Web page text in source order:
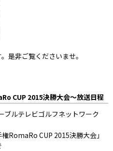
是非ご覧くださいませ。
CUP 2015決勝大会～放送日程
ブルテレビゴルフネットワーク
RomaRo CUP 2015決勝大会」